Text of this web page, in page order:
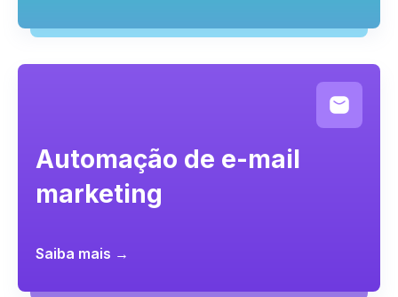
Automação de e-mail
marketing
Saiba mais →